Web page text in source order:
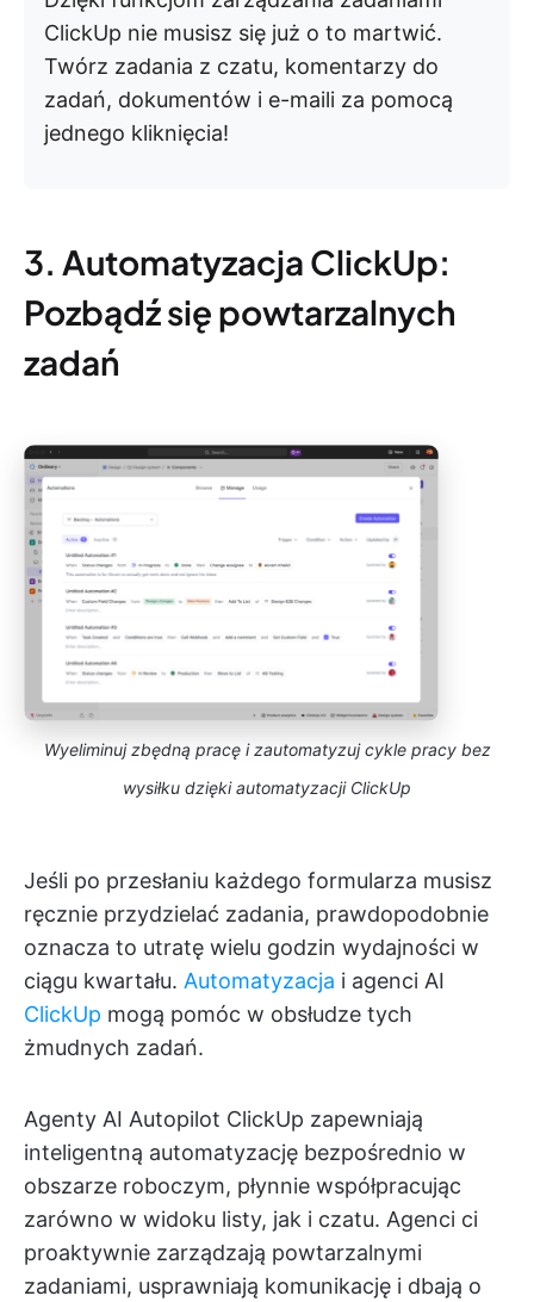
ClickUp nie musisz się już o to martwić.
Twórz zadania z czatu, komentarzy do
zadań, dokumentów i e-maili za pomocą
jednego kliknięcia!
3. Automatyzacja ClickUp:
Pozbądź się powtarzalnych
zadań
Wyeliminuj zbędną pracę i zautomatyzuj cykle pracy bez
wysiłku dzięki automatyzacji ClickUp
Jeśli po przesłaniu każdego formularza musisz
ręcznie przydzielać zadania, prawdopodobnie
oznacza to utratę wielu godzin wydajności w
ciągu kwartału. Automatyzacja i agenci AI
ClickUp mogą pomóc w obsłudze tych
żmudnych zadań.
Agenty AI Autopilot ClickUp zapewniają
inteligentną automatyzację bezpośrednio w
obszarze roboczym, płynnie współpracując
zarówno w widoku listy, jak i czatu. Agenci ci
proaktywnie zarządzają powtarzalnymi
zadaniami, usprawniają komunikację i dbają o